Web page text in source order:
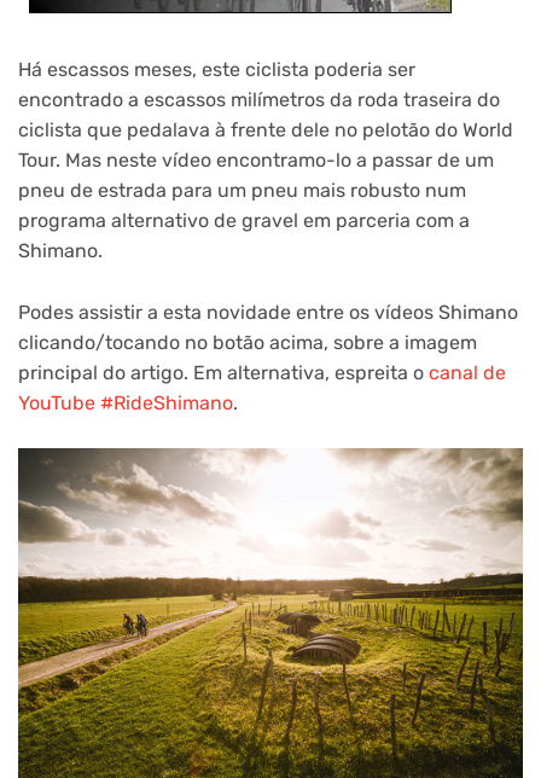
Há escassos meses, este ciclista poderia ser
encontrado a escassos milímetros da roda traseira do
ciclista que pedalava à frente dele no pelotão do World
Tour. Mas neste vídeo encontramo-lo a passar de um
pneu de estrada para um pneu mais robusto num
programa alternativo de gravel em parceria com a
Shimano.
Podes assistir a esta novidade entre os vídeos Shimano
clicando/tocando no botão acima, sobre a imagem
principal do artigo. Em alternativa, espreita o canal de
YouTube #RideShimano.